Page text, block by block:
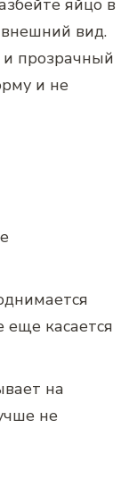
яйцо в
вид.
прозрачный
и не
еще касается
на
не